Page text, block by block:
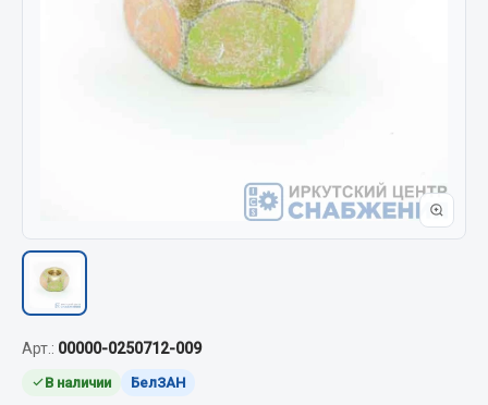
Отопители салона, подогреватели
Автотовары
Автозвук
Автокаталоги
Арт.: 00000-0250712-009
В наличии БелЗАН